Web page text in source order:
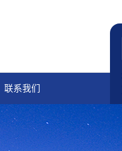
联系我们